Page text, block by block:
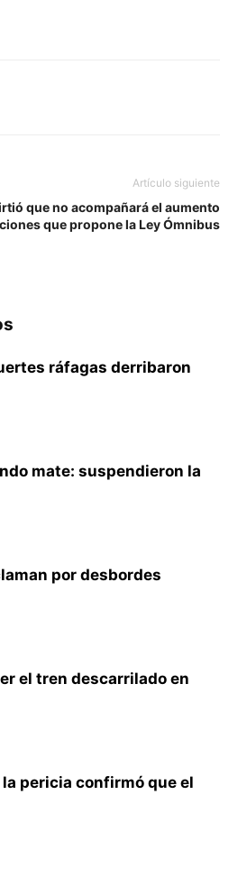
Artículo siguiente
que no acompañará el aumento
que propone la Ley Ómnibus
ráfagas derribaron
mate: suspendieron la
por desbordes
el tren descarrilado en
pericia confirmó que el